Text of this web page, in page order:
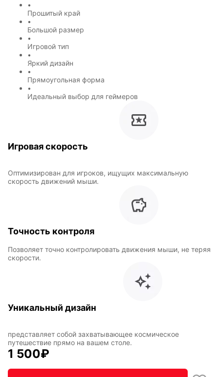
•
Прошитый край
•
Большой размер
•
Игровой тип
•
Яркий дизайн
•
Прямоугольная форма
•
Идеальный выбор для геймеров
Игровая скорость
Оптимизирован для игроков, ищущих максимальную
скорость движений мыши.
Точность контроля
Позволяет точно контролировать движения мыши, не теряя
скорости.
Уникальный дизайн
представляет собой захватывающее космическое
путешествие прямо на вашем столе.
1 500₽
Символы
Карташева
ковра
INariArt Разное